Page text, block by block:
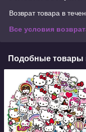
Возврат товара в
Все условия
Подобные товары